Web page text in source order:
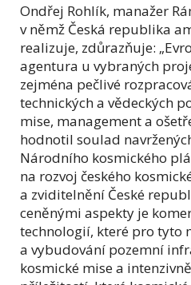
Ondřej Rohlík, manažer
v němž Česká republika
realizuje, zdůrazňuje:
agentura u vybraných
zejména pečlivé
technických a vědeckých
mise, management a
hodnotil soulad
Národního kosmického
na rozvoj českého
a zviditelnění České
ceněnými aspekty je
technologií, které pro tyto
a vybudování pozemní
kosmické mise a